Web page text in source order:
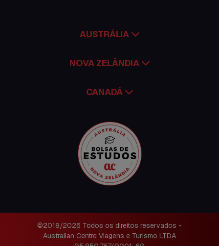
AUSTRÁLIA
NOVA ZELÂNDIA
CANADÁ
©2018/2026 Todos os direitos reservados -
Australian Centre Viagens e Turismo LTDA